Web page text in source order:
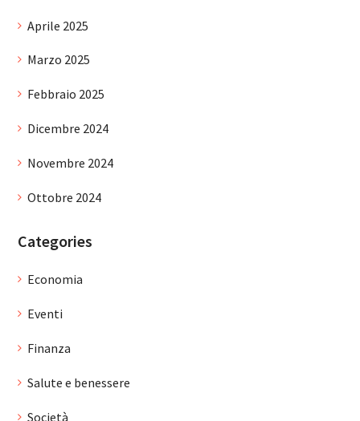
Aprile 2025
Marzo 2025
Febbraio 2025
Dicembre 2024
Novembre 2024
Ottobre 2024
Categories
Economia
Eventi
Finanza
Salute e benessere
Società